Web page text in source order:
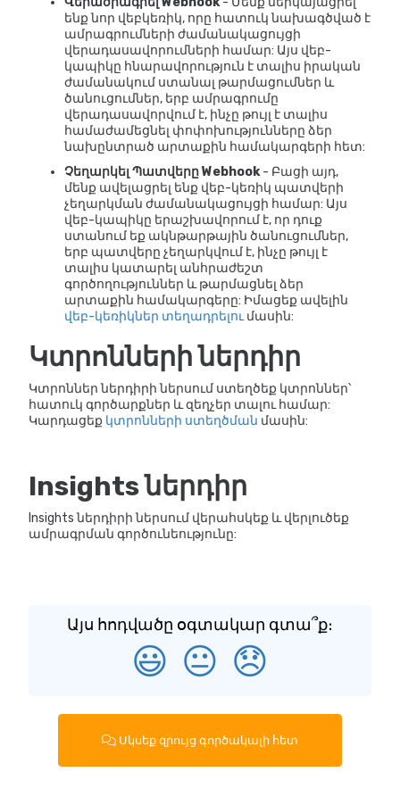
ենք նոր վեբկեռիկ, որը հատուկ նախագծված է
ամրագրումների ժամանակացույցի
վերադասավորումների համար: Այս վեբ-
կապիկը հնարավորություն է տալիս իրական
ժամանակում ստանալ թարմացումներ և
ծանուցումներ, երբ ամրագրումը
վերադասավորվում է, ինչը թույլ է տալիս
համաժամեցնել փոփոխությունները ձեր
նախընտրած արտաքին համակարգերի հետ:
Չեղարկել Պատվերը Webhook- Բացի այդ,
մենք ավելացրել ենք վեբ-կեռիկ պատվերի
չեղարկման ժամանակացույցի համար: Այս
վեբ-կապիկը երաշխավորում է, որ դուք
ստանում եք ակնթարթային ծանուցումներ,
երբ պատվերը չեղարկվում է, ինչը թույլ է
տալիս կատարել անհրաժեշտ
գործողություններ և թարմացնել ձեր
արտաքին համակարգերը: Իմացեք ավելին
վեբ-կեռիկներ տեղադրելումասին:
Կտրոնների ներդիր
Կտրոններ ներդիրի ներսում ստեղծեք կտրոններ՝
հատուկ գործարքներ և զեղչեր տալու համար:
Կարդացեք կտրոնների ստեղծման մասին:
Insights ներդիր
Insights ներդիրի ներսում վերահսկեք և վերլուծեք
ամրագրման գործունեությունը:
Այս հոդվածը օգտակար գտա՞ք։
😃 😐 😞
Սկսեք զրույց գործակալի հետ